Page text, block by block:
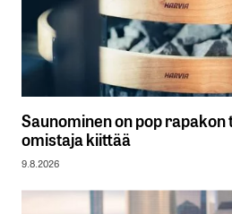
Saunominen on pop rapakon
omistaja kiittää
9.8.2026